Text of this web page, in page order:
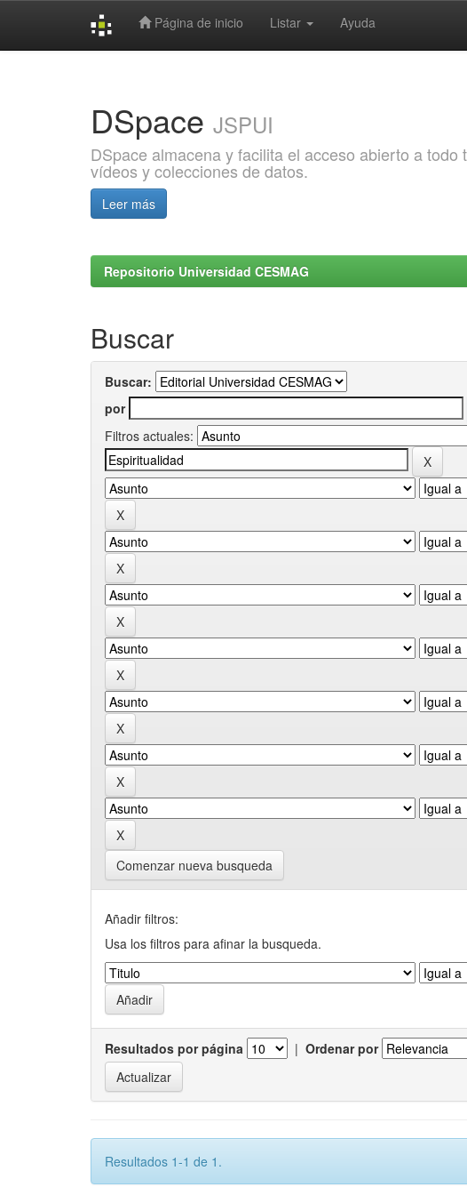
Página de inicio Listar Ayuda
DSpace JSPUI
DSpace almacena y facilita el acceso abierto a
vídeos y colecciones de datos.
Leer más
Repositorio Universidad CESMAG
Buscar
Buscar:
por
Filtros actuales:
Comenzar nueva busqueda
Añadir filtros:
Usa los filtros para afinar la busqueda.
Resultados por página | Ordenar por
Resultados 1-1 de 1.